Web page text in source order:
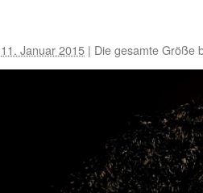
11. Januar 2015 | Die gesamte Größe